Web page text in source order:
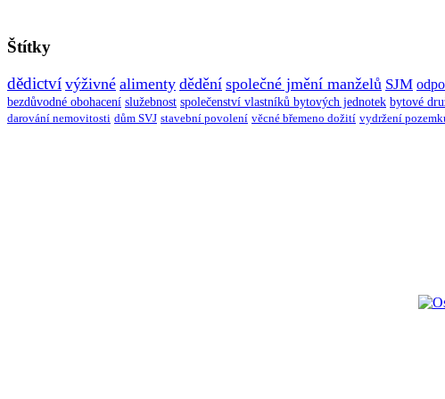
Štítky
dědictví výživné alimenty dědění společné jmění manželů SJM
bezdůvodné obohacení služebnost společenství vlastníků bytových jednotek bytové
darování nemovitosti dům SVJ stavební povolení věcné břemeno dožití vydržení